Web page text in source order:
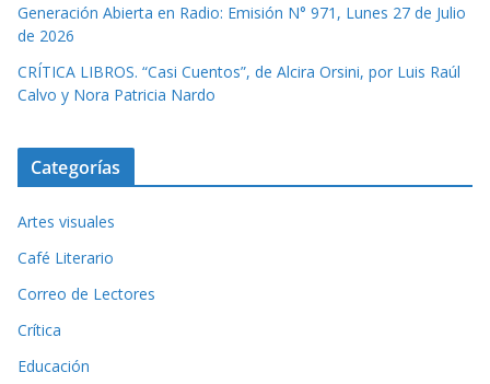
Generación Abierta en Radio: Emisión N° 971, Lunes 27 de Julio
de 2026
CRÍTICA LIBROS. “Casi Cuentos”, de Alcira Orsini, por Luis Raúl
Calvo y Nora Patricia Nardo
Categorías
Artes visuales
Café Literario
Correo de Lectores
Crítica
Educación